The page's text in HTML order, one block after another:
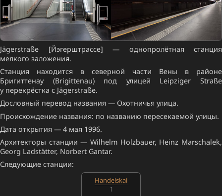
Jägerstraße [Йэгерштрассе] — однопролётная станция
мелкого заложения.
Станция находится в северной части Вены в районе
Бригиттенау (Brigittenau) под улицей Leipziger Straße
у перекрёстка с Jägerstraße.
Дословный перевод названия — Охотничья улица.
Происхождение названия: по названию пересекаемой улицы.
Дата открытия — 4 мая 1996.
Архитекторы станции — Wilhelm Holzbauer, Heinz Marschalek,
Georg Ladstätter, Norbert Gantar.
Следующие станции:
Handelskai